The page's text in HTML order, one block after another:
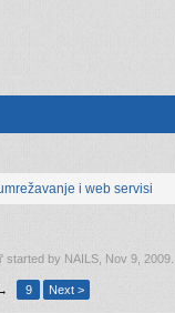
i web servisi
' started by NAILS Nov 9, 2009
9 Next >